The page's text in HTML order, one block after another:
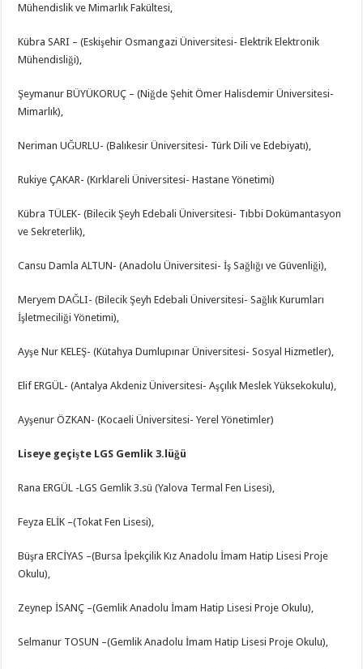
Mühendislik ve Mimarlık Fakültesi,
Kübra SARI – (Eskişehir Osmangazi Üniversitesi- Elektrik Elektronik
Mühendisliği),
Şeymanur BÜYÜKORUÇ – (Niğde Şehit Ömer Halisdemir Üniversitesi-
Mimarlık),
Neriman UĞURLU- (Balıkesir Üniversitesi- Türk Dili ve Edebiyatı),
Rukiye ÇAKAR- (Kırklareli Üniversitesi- Hastane Yönetimi)
Kübra TÜLEK- (Bilecik Şeyh Edebali Üniversitesi- Tıbbi Dokümantasyon
ve Sekreterlik),
Cansu Damla ALTUN- (Anadolu Üniversitesi- İş Sağlığı ve Güvenliği),
Meryem DAĞLI- (Bilecik Şeyh Edebali Üniversitesi- Sağlık Kurumları
İşletmeciliği Yönetimi),
Ayşe Nur KELEŞ- (Kütahya Dumlupınar Üniversitesi- Sosyal Hizmetler),
Elif ERGÜL- (Antalya Akdeniz Üniversitesi- Aşçılık Meslek Yüksekokulu),
Ayşenur ÖZKAN- (Kocaeli Üniversitesi- Yerel Yönetimler)
Liseye geçişte LGS Gemlik 3.lüğü
Rana ERGÜL -LGS Gemlik 3.sü (Yalova Termal Fen Lisesi),
Feyza ELİK –(Tokat Fen Lisesi),
Büşra ERCİYAS –(Bursa İpekçilik Kız Anadolu İmam Hatip Lisesi Proje
Okulu),
Zeynep İSANÇ –(Gemlik Anadolu İmam Hatip Lisesi Proje Okulu),
Selmanur TOSUN –(Gemlik Anadolu İmam Hatip Lisesi Proje Okulu),